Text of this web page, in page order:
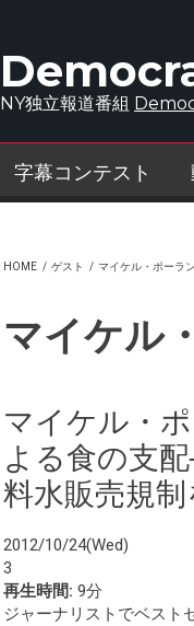
NY独立報道番組
字幕コンテスト
HOME / ゲスト / マイケル・ポーラン
マイケル
マイケル・
よる食の支
料水販売規
2012/10/24(Wed)
3
再生時間: 9分
ジャーナリストでベスト